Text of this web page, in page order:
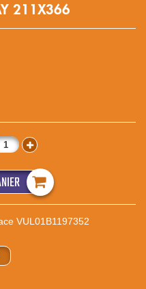
211X366
VUL01B1197352